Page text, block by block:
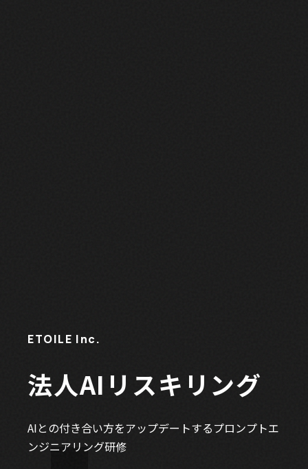
ETOILE Inc.
法人AIリスキリング
AIとの付き合い方をアップデートするプロンプトエ
ンジニアリング研修